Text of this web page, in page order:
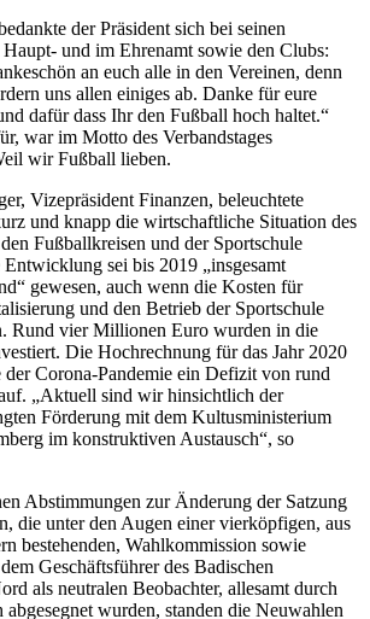
der Präsident sich bei seinen
und im Ehrenamt sowie den Clubs:
an euch alle in den Vereinen, denn
uns allen einiges ab. Danke für eure
dafür dass Ihr den Fußball hoch haltet.“
war im Motto des Verbandstages
wir Fußball lieben.
Vizepräsident Finanzen, beleuchtete
und knapp die wirtschaftliche Situation des
Fußballkreisen und der Sportschule
sei bis 2019 „insgesamt
gewesen, auch wenn die Kosten für
und den Betrieb der Sportschule
Rund vier Millionen Euro wurden in die
Die Hochrechnung für das Jahr 2020
der Corona-Pandemie ein Defizit von rund
„Aktuell sind wir hinsichtlich der
Förderung mit dem Kultusministerium
im konstruktiven Austausch“, so
Abstimmungen zur Änderung der Satzung
die unter den Augen einer vierköpfigen, aus
bestehenden, Wahlkommission sowie
Geschäftsführer des Badischen
als neutralen Beobachter, allesamt durch
abgesegnet wurden, standen die Neuwahlen